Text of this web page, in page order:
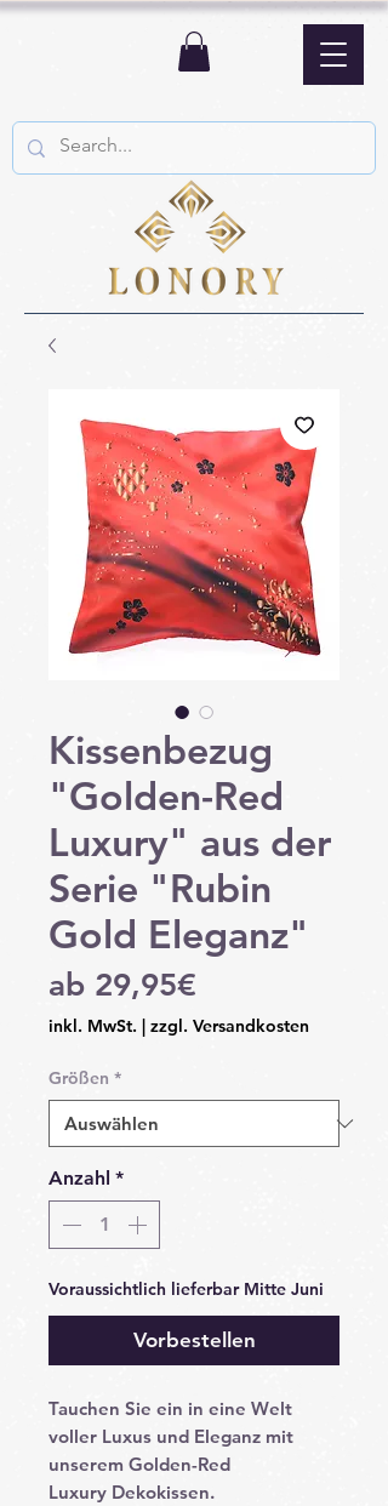
Kissenbezug
"Golden-Red
Luxury" aus der
Serie "Rubin
Gold Eleganz"
ab 29,95€
Preis
inkl. MwSt. zzgl. Versandkosten
Größen *
Anzahl *
Voraussichtlich lieferbar Mitte Juni
Vorbestellen
Tauchen Sie ein in eine Welt
voller Luxus und Eleganz mit
unserem Golden-Red
Luxury Dekokissen.